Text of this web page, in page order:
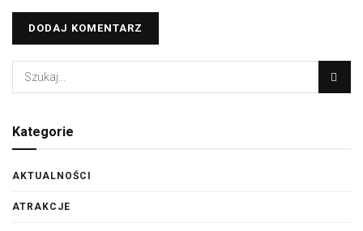
Kategorie
AKTUALNOŚCI
ATRAKCJE